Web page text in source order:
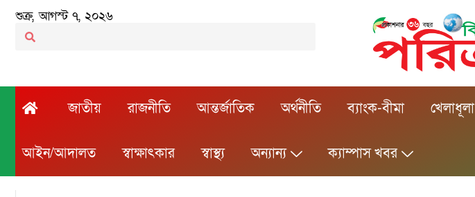
শুক্র, আগস্ট ৭, ২০২৬
জাতীয় রাজনীতি আন্তর্জাতিক অর্থনীতি ব্যাংক-বীমা খেলাধূলা
আইন/আদালত স্বাক্ষাৎকার স্বাস্থ্য অন্যান্য ক্যাম্পাস খবর